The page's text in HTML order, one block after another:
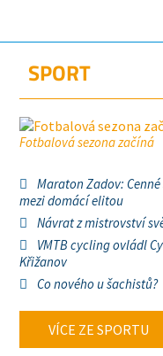
SPORT
Fotbalová sezona začíná
Maraton Zadov:
mezi domácí elitou
Návrat z mistrovství
VMTB cycling ovládl
Křižanov
Co nového u šachistů?
VÍCE ZE SPORTU